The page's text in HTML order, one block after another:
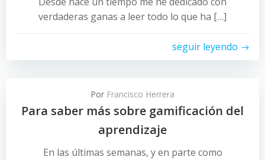
verdaderas ganas a leer todo lo que ha […]
seguir leyendo
Por Francisco Herrera
Para saber más sobre gamificación del
aprendizaje
En las últimas semanas, y en parte como